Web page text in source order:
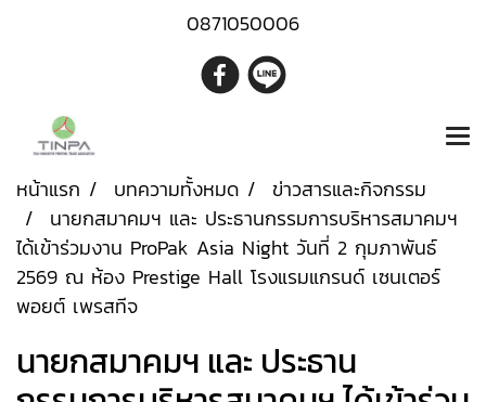
0871050006
หน้าแรก บทความทั้งหมด
ข่าวสารและกิจกรรม
นายกสมาคมฯ และ ประธานกรรมการบริหารสมาคมฯ
ได้เข้าร่วมงาน ProPak Asia Night วันที่ 2 กุมภาพันธ์
2569 ณ ห้อง Prestige Hall โรงแรมแกรนด์ เซนเตอร์
พอยต์ เพรสทีจ
นายกสมาคมฯ และ ประธาน